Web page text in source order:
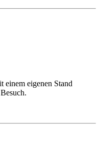
einem eigenen Stand